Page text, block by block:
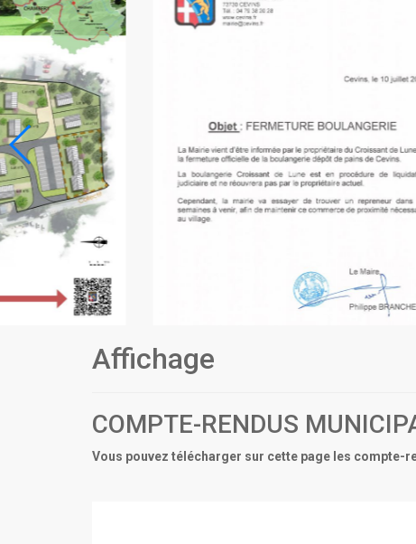
Affichage
COMPTE-RENDUS
Vous pouvez télécharger sur cette page les compte-